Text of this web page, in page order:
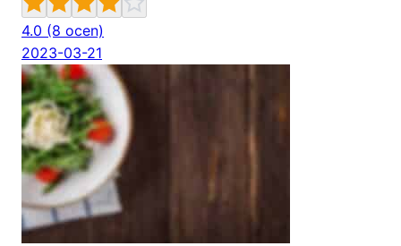
4.0 (8 ocen)
2023-03-21